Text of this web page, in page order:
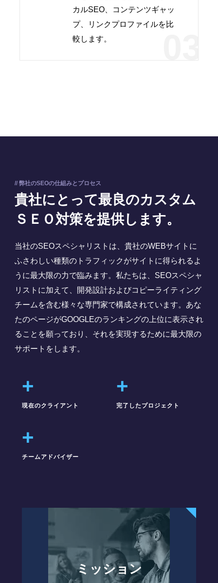
カルSEO、コンテンツギャッ
プ、リンクプロファイルを比
較します。
// 弊社のSEOの仕組みとプロセス
貴社にとって最良のカスタム
ＳＥＯ対策を提供します。
当社のSEOスペシャリストは、貴社のWEBサイトに
ふさわしい種類のトラフィックがサイトに得られるよ
うに最大限の力で臨みます。私たちは、SEOスペシャ
リストに加えて、開発設計およびコピーライティング
チームを含む様々な専門家で構成されています。あな
たのページがGOOGLEのランキングの上位に表示され
ることを願っており、それを実現するために最大限の
サポートをします。
+
現在のクライアント
+
完了したプロジェクト
+
チームアドバイザー
ミッション